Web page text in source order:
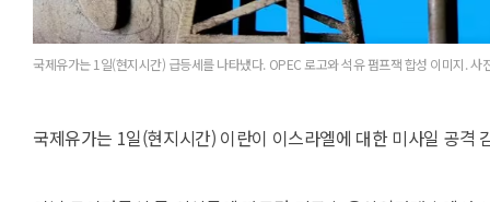
국제유가는 1일(현지시간) 급등세를 나타냈다. OPEC 로고와 석유 펌프잭 합성 이미지. 사
국제유가는 1일(현지시간) 이란이 이스라엘에 대한 미사일 공